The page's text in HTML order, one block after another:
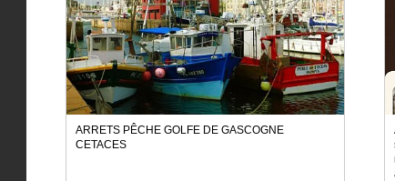
ARRETS PÊCHE GOLFE DE GASCOGNE
CETACES